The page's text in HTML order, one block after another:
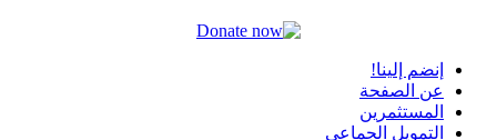
إنضم إلينا!
عن الصفحة
المستثمرين
التمويل الجماعي